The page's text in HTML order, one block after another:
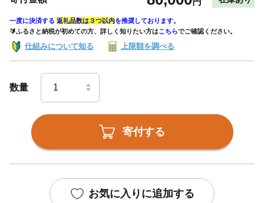
一度に決済する 返礼品数は３つ以内を推奨しております。
🔰ふるさと納税が初めての方、詳しく知りたい方はこちらでご確認ください。
仕組みについて知る 上限額を調べる
数量
寄付する
お気に入りに追加する